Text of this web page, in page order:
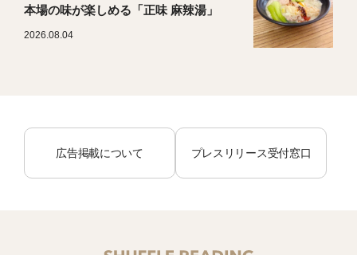
本場の味が楽しめる「正味 麻辣湯」
2026.08.04
広告掲載について プレスリリース受付窓口